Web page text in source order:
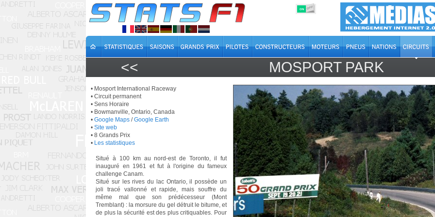
ON OFF
<< MOSPORT PARK
• Mosport International Raceway
• Circuit permanent
• Sens Horaire
• Bowmanville, Ontario, Canada
• Google Maps /Google Earth
• Site web
• 8 Grands Prix
• Les statistiques
Situé à 100 km au nord-est de Toronto, il fut
inauguré en 1961 et fut à l'origine du fameux
challenge Canam.
Situé sur les rives du lac Ontario, il possède un
joli tracé vallonné et rapide, mais souffre du
même mal que son prédécesseur (Mont
Tremblant) : la morsure du gel détruit le bitume, et
de plus la sécurité est des plus critiquables. Pour